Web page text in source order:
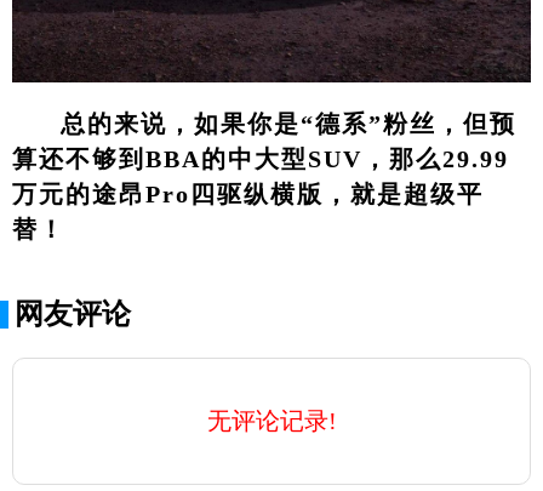
总的来说，如果你是“德系”粉丝，但预
算还不够到BBA的中大型SUV，那么29.99
万元的途昂Pro四驱纵横版，就是超级平
替！
网友评论
无评论记录!